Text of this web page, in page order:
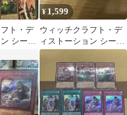
ト・デ
シーク
け＋
¥ 1,599
ウィッチクラフト・デ
ィストーション シーク
レット2 スーパー1枚